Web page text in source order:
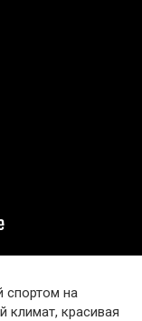
спортом на
климат, красивая